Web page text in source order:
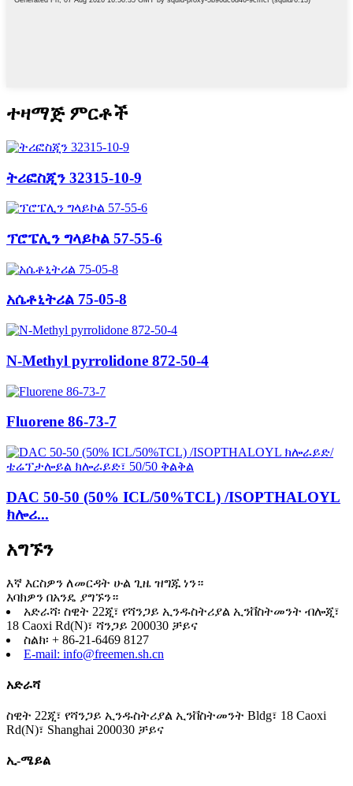
ተዛማጅ ምርቶች
ትሪፎስጂን 32315-10-9
ፕሮፔሊን ግላይኮል 57-55-6
አሴቶኒትሪል 75-05-8
N-Methyl pyrrolidone 872-50-4
Fluorene 86-73-7
DAC 50-50 (50% ICL/50%TCL) /ISOPTHALOYL
ክሎሪ...
አግኙን
እኛ እርስዎን ለመርዳት ሁል ጊዜ ዝግጁ ነን።
እባክዎን በአንዴ ያግኙን።
አድራሻ፡ ስዊት 22ጂ፣ የሻንጋይ ኢንዱስትሪያል ኢንቨስትመንት ብሎጂ፣
18 Caoxi Rd(N)፣ ሻንጋይ 200030 ቻይና
ስልክ፡ + 86-21-6469 8127
E-mail: info@freemen.sh.cn
አድራሻ
ስዊት 22ጂ፣ የሻንጋይ ኢንዱስትሪያል ኢንቨስትመንት Bldg፣ 18 Caoxi
Rd(N)፣ Shanghai 200030 ቻይና
ኢ-ሜይል